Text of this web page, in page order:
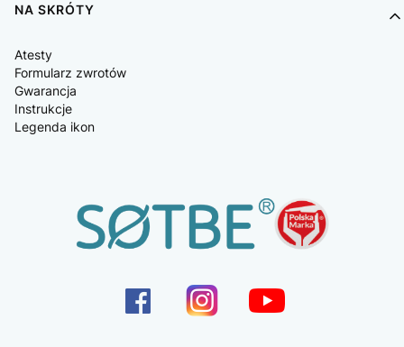
NA SKRÓTY
Atesty
Formularz zwrotów
Gwarancja
Instrukcje
Legenda ikon